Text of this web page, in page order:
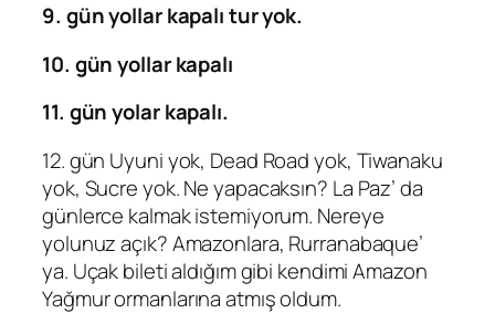
9. gün yollar kapalı tur yok.
10. gün yollar kapalı
11. gün yolar kapalı.
12. gün Uyuni yok, Dead Road yok, Tiwanaku
yok, Sucre yok. Ne yapacaksın? La Paz’ da
günlerce kalmak istemiyorum. Nereye
yolunuz açık? Amazonlara, Rurranabaque’
ya. Uçak bileti aldığım gibi kendimi Amazon
Yağmur ormanlarına atmış oldum.